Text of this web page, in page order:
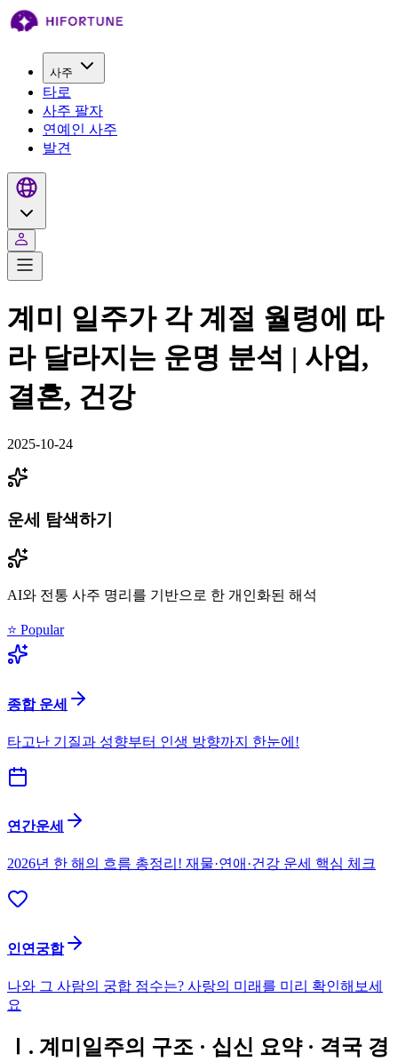
사주
타로
사주 팔자
연예인 사주
발견
계미 일주가 각 계절 월령에 따
라 달라지는 운명 분석 | 사업,
결혼, 건강
2025-10-24
운세 탐색하기
AI와 전통 사주 명리를 기반으로 한 개인화된 해석
⭐ Popular
종합 운세
타고난 기질과 성향부터 인생 방향까지 한눈에!
연간운세
2026년 한 해의 흐름 총정리! 재물·연애·건강 운세 핵심 체크
인연궁합
나와 그 사람의 궁합 점수는? 사랑의 미래를 미리 확인해보세
요
Ⅰ. 계미일주의 구조 · 십신 요약 · 격국 경